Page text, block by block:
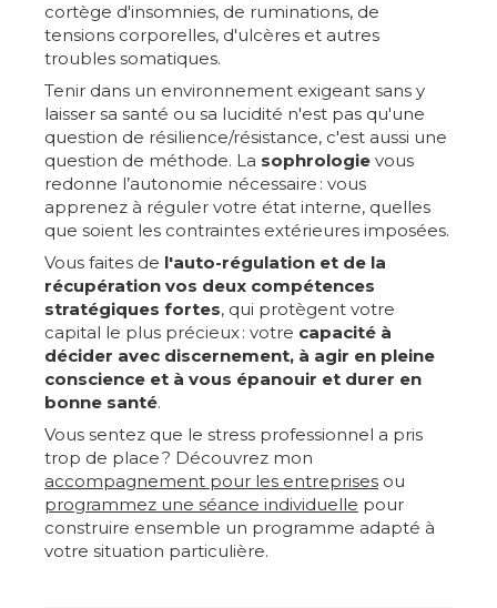
cortège d'insomnies, de ruminations, de
tensions corporelles, d'ulcères et autres
troubles somatiques.
Tenir dans un environnement exigeant sans y
laisser sa santé ou sa lucidité n'est pas qu'une
question de résilience/résistance, c'est aussi une
question de méthode. La sophrologie vous
redonne l’autonomie nécessaire : vous
apprenez à réguler votre état interne, quelles
que soient les contraintes extérieures imposées.
Vous faites de l'auto-régulation et de la
récupération vos deux compétences
stratégiques fortes, qui protègent votre
capital le plus précieux : votre capacité à
décider avec discernement, à agir en pleine
conscience et à vous épanouir et durer en
bonne santé.
Vous sentez que le stress professionnel a pris
trop de place ? Découvrez mon
accompagnement pour les entreprises ou
programmez une séance individuelle pour
construire ensemble un programme adapté à
votre situation particulière.